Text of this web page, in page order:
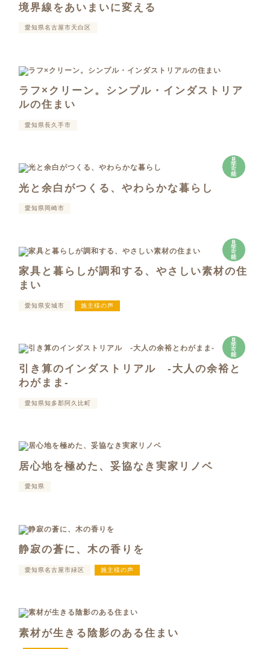
境界線をあいまいに変える
愛知県名古屋市天白区
ラフ×クリーン。シンプル・インダストリア
ルの住まい
愛知県長久手市
見
学
可
能
光と余白がつくる、やわらかな暮らし
愛知県岡崎市
見
学
可
能
家具と暮らしが調和する、やさしい素材の住
まい
愛知県安城市 施主様の声
見
学
可
能
引き算のインダストリアル -大人の余裕と
わがまま-
愛知県知多郡阿久比町
居心地を極めた、妥協なき実家リノベ
愛知県
静寂の蒼に、木の香りを
愛知県名古屋市緑区 施主様の声
素材が生きる陰影のある住まい